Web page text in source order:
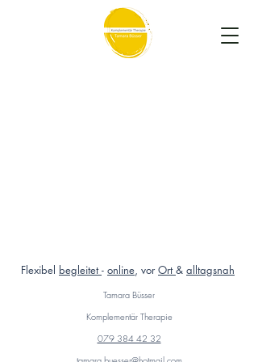
Flexibel begleitet- online, vor Ort& alltagsnah
Tamara Büsser
Komplementär Therapie
079 384 42 32